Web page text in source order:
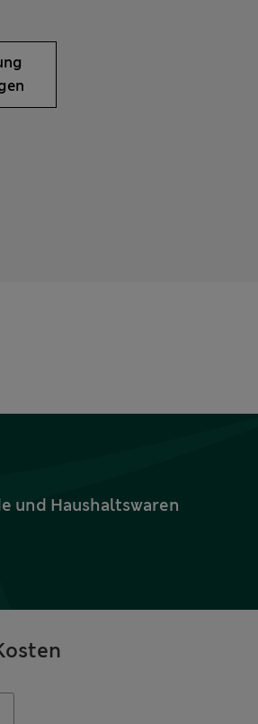
und Haushaltswaren